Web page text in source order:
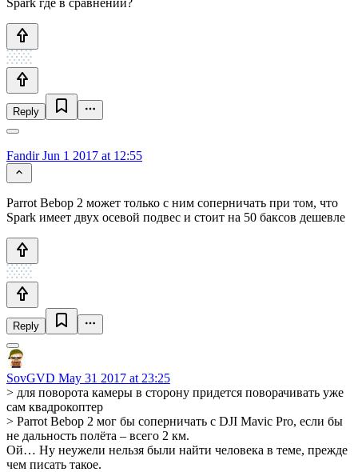
Reply
FandirJun 1 2017 at 12:55
Parrot Bebop 2 может только с ним соперничать при том, что
Spark имеет двух осевой подвес и стоит на 50 баксов дешевле
Reply
SovGVD May 31 2017 at 23:25
> для поворота камеры в сторону придется поворачивать уже
сам квадрокоптер
> Parrot Bebop 2 мог бы соперничать с DJI Mavic Pro, если бы
не дальность полёта – всего 2 км.
Ой… Ну неужели нельзя были найти человека в теме, прежде
чем писать такое.